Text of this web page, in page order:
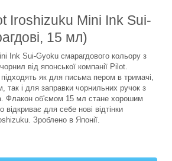
Iroshizuku Mini Ink Sui-
15 мл)
Ink Sui-Gyoku смарагдового кольору з
від японської компанії Pilot.
підходять як для письма пером в тримачі,
так і для заправки чорнильних ручок з
Флакон об'ємом 15 мл стане хорошим
відкриває для себе нові відтінки
Зроблено в Японії.